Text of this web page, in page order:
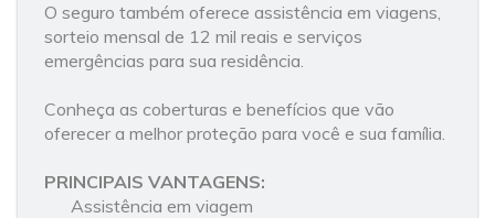
O seguro também oferece assistência em viagens,
sorteio mensal de 12 mil reais e serviços
emergências para sua residência.
Conheça as coberturas e benefícios que vão
oferecer a melhor proteção para você e sua família.
PRINCIPAIS VANTAGENS:
Assistência em viagem